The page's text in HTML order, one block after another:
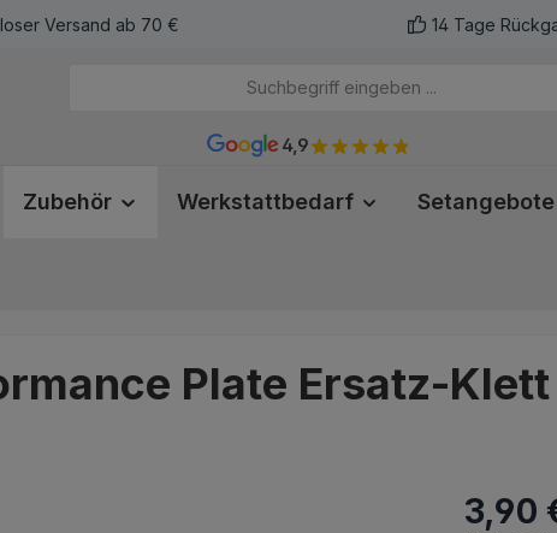
Versand ab 70 € 14 Tage
4,9
Zubehör Werkstattbedarf Setangebote
Plate Ersatz-Klett
Regulärer
3,90